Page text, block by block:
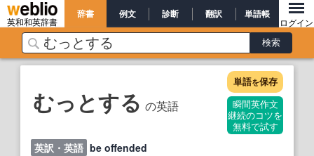
英和和英辞書
辞書 例文 診断 翻訳 単語帳
ログイン
むっとする の英語
単語を保存
瞬間英作文
継続のコツを
無料で試す
英訳・英語 be offended